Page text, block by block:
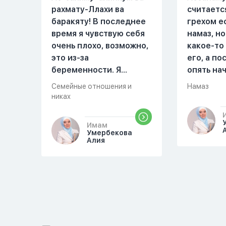
рахмату-Ллахи ва
баракяту! В последнее
время я чувствую себя
очень плохо, возможно,
это из-за
беременности. Я
разбудила мужа и
рассказала ему, что со
происходит,он потом
обратно ложился спать
это было около
Семейные отношения и
никах
Имам
Умербекова
Алия
грехом
намаз,
какое-
его, а
опять
можете
Намаз